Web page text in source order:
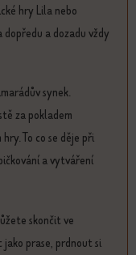
hry Lila nebo
dopředu a dozadu vždy
synek.
za pokladem
To co se děje při
a vytváření
skončit ve
prase, prdnout si